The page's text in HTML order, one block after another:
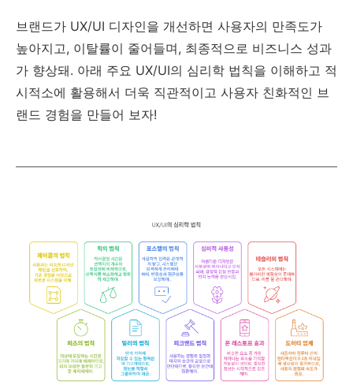
브랜드가 UX/UI 디자인을 개선하면 사용자의 만족도가
높아지고, 이탈률이 줄어들며, 최종적으로 비즈니스 성과
가 향상돼. 아래 주요 UX/UI의 심리학 법칙을 이해하고 적
시적소에 활용해서 더욱 직관적이고 사용자 친화적인 브
랜드 경험을 만들어 보자!